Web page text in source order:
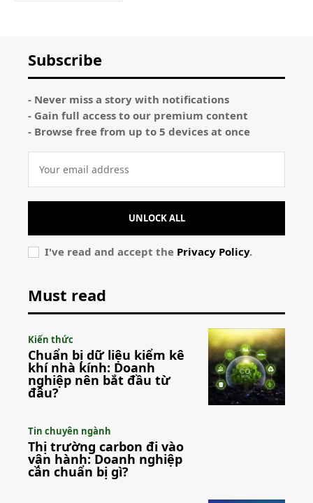
Subscribe
- Never miss a story with notifications
- Gain full access to our premium content
- Browse free from up to 5 devices at once
UNLOCK ALL
I've read and accept the Privacy Policy.
Must read
Kiến thức
Chuẩn bị dữ liệu kiểm kê
khí nhà kính: Doanh
nghiệp nên bắt đầu từ
đâu?
Tin chuyên ngành
Thị trường carbon đi vào
vận hành: Doanh nghiệp
cần chuẩn bị gì?